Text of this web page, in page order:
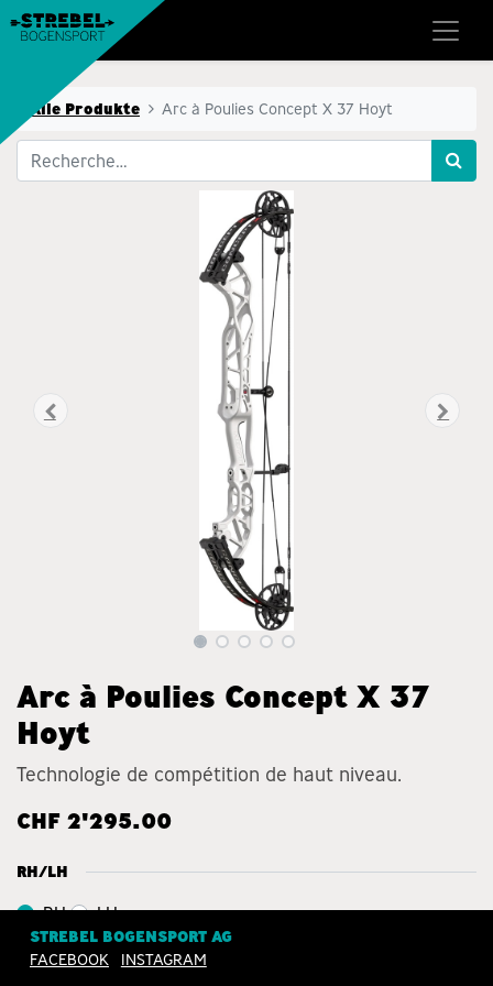
Alle Produkte Arc à Poulies Concept X 37 Hoyt
Arc à Poulies Concept X 37
Hoyt
Technologie de compétition de haut niveau.
CHF 2'295.00
RH/LH
RH LH
FARBEN HOYT
STREBEL BOGENSPORT AG
FACEBOOK
INSTAGRAM